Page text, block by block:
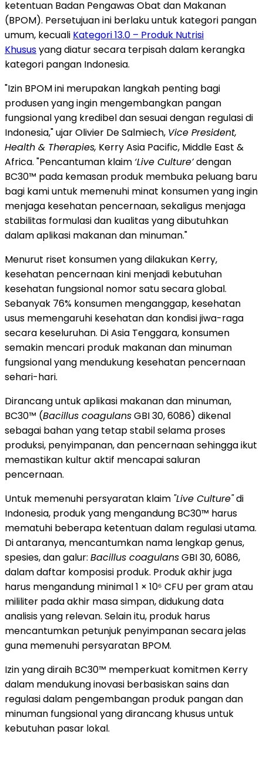
ketentuan Badan Pengawas Obat dan Makanan
(BPOM). Persetujuan ini berlaku untuk kategori pangan
umum, kecuali Kategori 13.0 – Produk Nutrisi
Khususyang diatur secara terpisah dalam kerangka
kategori pangan Indonesia.
"Izin BPOM ini merupakan langkah penting bagi
produsen yang ingin mengembangkan pangan
fungsional yang kredibel dan sesuai dengan regulasi di
Indonesia," ujar Olivier De Salmiech, Vice President,
Health & Therapies, Kerry Asia Pacific, Middle East &
Africa. "Pencantuman klaim ‘Live Culture’dengan
BC30™ pada kemasan produk membuka peluang baru
bagi kami untuk memenuhi minat konsumen yang ingin
menjaga kesehatan pencernaan, sekaligus menjaga
stabilitas formulasi dan kualitas yang dibutuhkan
dalam aplikasi makanan dan minuman."
Menurut riset konsumen yang dilakukan Kerry,
kesehatan pencernaan kini menjadi kebutuhan
kesehatan fungsional nomor satu secara global.
Sebanyak 76% konsumen menganggap, kesehatan
usus memengaruhi kesehatan dan kondisi jiwa-raga
secara keseluruhan. Di Asia Tenggara, konsumen
semakin mencari produk makanan dan minuman
fungsional yang mendukung kesehatan pencernaan
sehari-hari.
Dirancang untuk aplikasi makanan dan minuman,
BC30™ (Bacillus coagulansGBI 30, 6086) dikenal
sebagai bahan yang tetap stabil selama proses
produksi, penyimpanan, dan pencernaan sehingga ikut
memastikan kultur aktif mencapai saluran
pencernaan.
Untuk memenuhi persyaratan klaim "Live Culture"di
Indonesia, produk yang mengandung BC30™ harus
mematuhi beberapa ketentuan dalam regulasi utama.
Di antaranya, mencantumkan nama lengkap genus,
spesies, dan galur: Bacillus coagulansGBI 30, 6086,
dalam daftar komposisi produk. Produk akhir juga
harus mengandung minimal 1 × 10⁶ CFU per gram atau
mililiter pada akhir masa simpan, didukung data
analisis yang relevan. Selain itu, produk harus
mencantumkan petunjuk penyimpanan secara jelas
guna memenuhi persyaratan BPOM.
Izin yang diraih BC30™ memperkuat komitmen Kerry
dalam mendukung inovasi berbasiskan sains dan
regulasi dalam pengembangan produk pangan dan
minuman fungsional yang dirancang khusus untuk
kebutuhan pasar lokal.